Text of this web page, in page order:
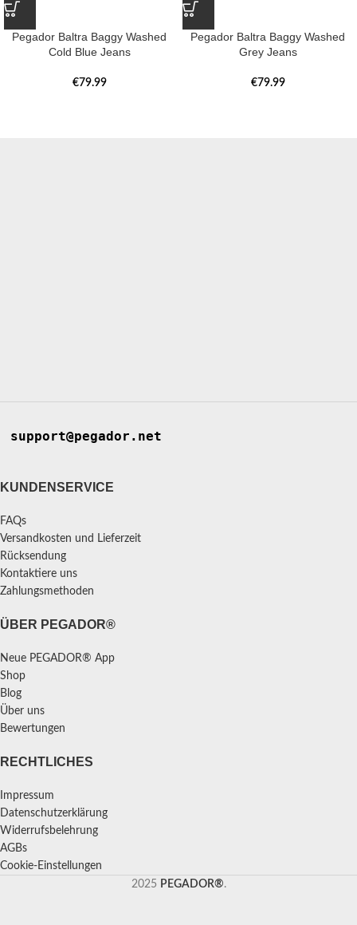
Pegador Baltra Baggy Washed
Cold Blue Jeans
€79.99
Pegador Baltra Baggy Washed
Grey Jeans
€79.99
support@pegador.net
KUNDENSERVICE
FAQs
Versandkosten und Lieferzeit
Rücksendung
Kontaktiere uns
Zahlungsmethoden
ÜBER PEGADOR®
Neue PEGADOR® App
Shop
Blog
Über uns
Bewertungen
RECHTLICHES
Impressum
Datenschutzerklärung
Widerrufsbelehrung
AGBs
Cookie-Einstellungen
2025 PEGADOR®.